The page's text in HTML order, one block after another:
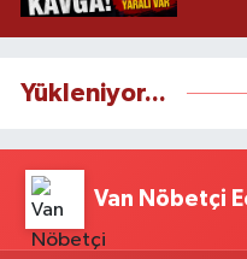
Yükleniyor...
Van Nöbetçi